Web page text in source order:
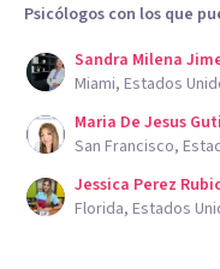
Psicólogos con los que
Sandra Milena
Miami, Estados
Maria De Jesus
San Francisco,
Jessica Perez
Florida, Estados